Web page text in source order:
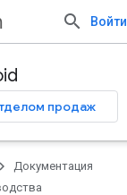
Войти
продаж
Документация